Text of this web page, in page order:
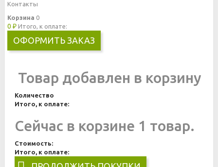
Контакты
Корзина 0
0 ₽ Итого, к оплате:
ОФОРМИТЬ ЗАКАЗ
Товар добавлен в корзину
Количество
Итого, к оплате:
Сейчас в корзине 1 товар.
Стоимость:
Итого, к оплате: